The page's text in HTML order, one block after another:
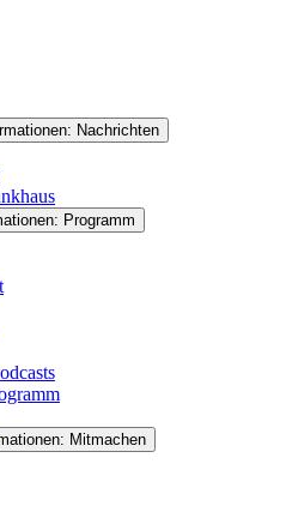
Nachrichten
Programm
Mitmachen